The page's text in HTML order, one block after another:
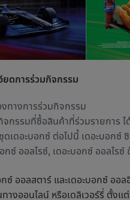
ยดการร่วมกิจกรรม
งทางการร่วมกิจกรรม
จกรรมที่ซื้อสินค้าที่ร่วมรายการ ไ
เดอะบอกซ์ ต่อไปนี้ เดอะบอกซ์ ซิ
กซ์ ออลไรซ์, เดอะบอกซ์ ออลไรซ์
กซ์ ออลสตาร์ และเดอะบอกซ์ ออ
างออนไลน์ หรือเดลิเวอร์รี่ ตั้งแ